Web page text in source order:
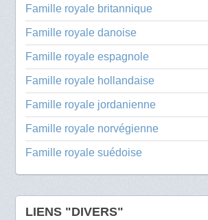
Famille royale britannique
Famille royale danoise
Famille royale espagnole
Famille royale hollandaise
Famille royale jordanienne
Famille royale norvégienne
Famille royale suédoise
LIENS "DIVERS"